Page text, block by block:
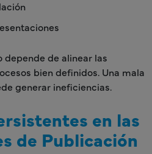
depende de alinear las
bien definidos. Una mala
generar ineficiencias.
en las
de Publicación